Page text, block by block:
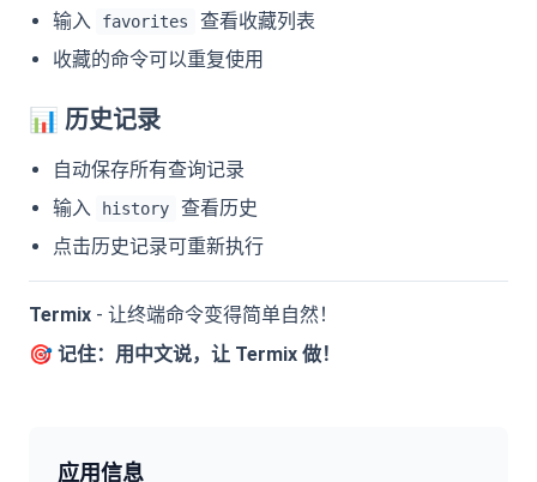
输入
favorites
查看收藏列表
收藏的命令可以重复使用
📊 历史记录
自动保存所有查询记录
输入
history
查看历史
点击历史记录可重新执行
Termix - 让终端命令变得简单自然！
🎯 记住：用中文说，让 Termix 做！
应用信息